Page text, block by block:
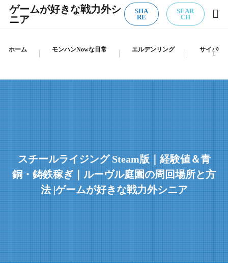
ゲームが好きな戦力外シ
ニア
SHA
RE
SEAR
CH
ホーム モンハンNowな日常 エルデンリング サイバー
スチールライジング Steam版｜経験値＆青
銅・鋳鉄稼ぎ｜ルーヴル庭園の周回場所と方
法 |ゲームが好きな戦力外シニア